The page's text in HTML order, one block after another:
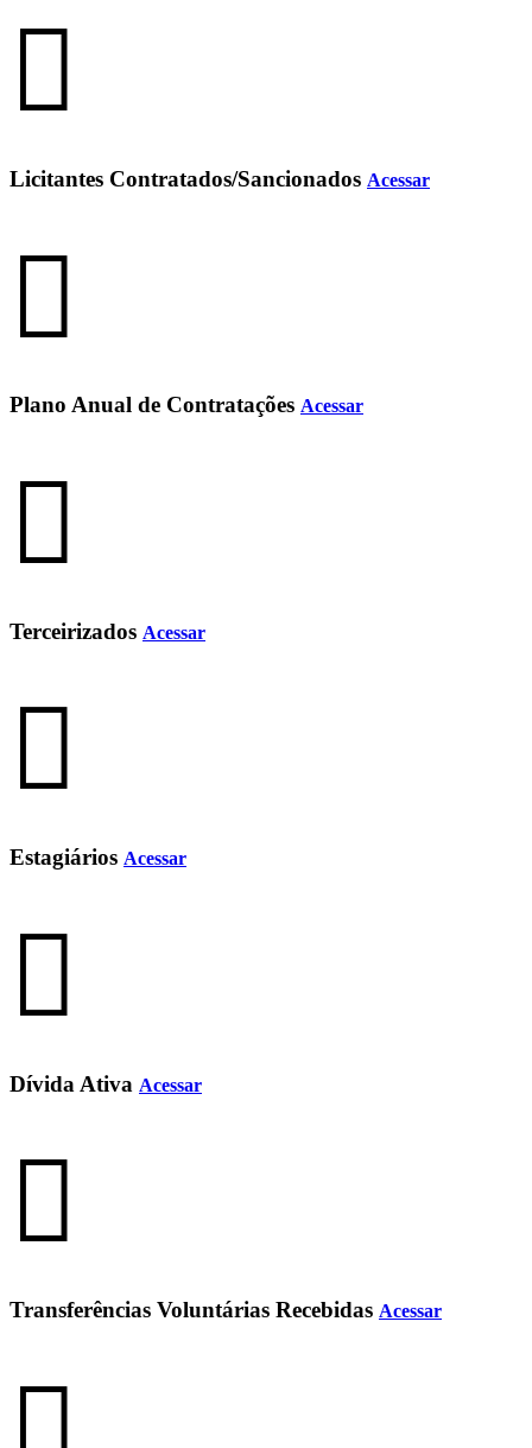
Licitantes Contratados/Sancionados Acessar
Plano Anual de Contratações Acessar
Terceirizados Acessar
Estagiários Acessar
Dívida Ativa Acessar
Transferências Voluntárias Recebidas Acessar